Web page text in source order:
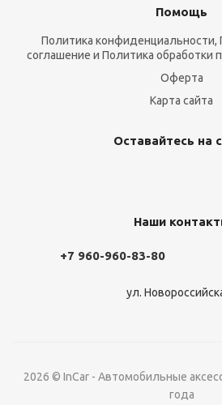
Помощь
Политика конфиденциальности,
соглашение и Политика обработки
Оферта
Карта сайта
Оставайтесь на
Наши
+7 960-960-83-80
ул.
2026 © InCar - Автомобильные
года